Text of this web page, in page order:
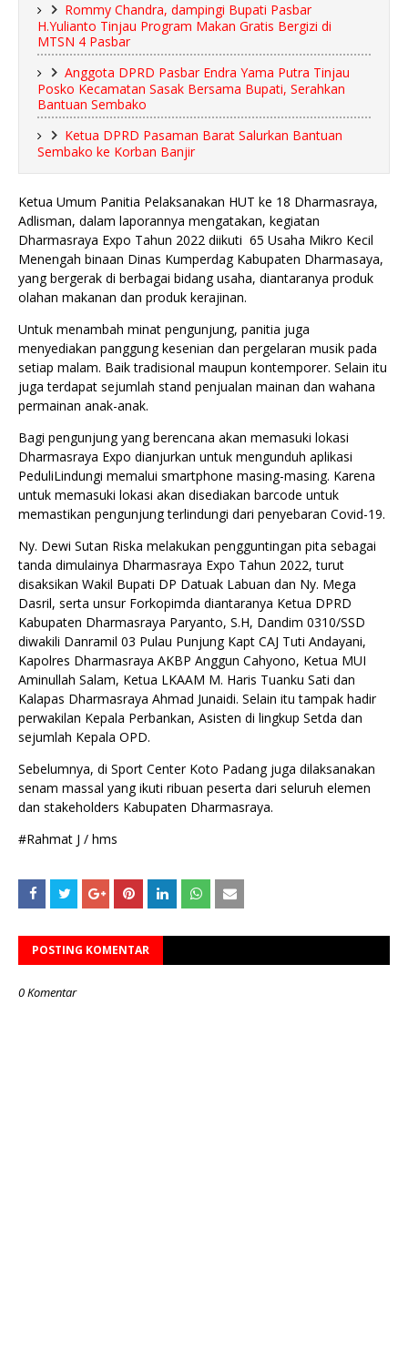
Rommy Chandra, dampingi Bupati Pasbar
H.Yulianto Tinjau Program Makan Gratis Bergizi di
MTSN 4 Pasbar
Anggota DPRD Pasbar Endra Yama Putra Tinjau
Posko Kecamatan Sasak Bersama Bupati, Serahkan
Bantuan Sembako
Ketua DPRD Pasaman Barat Salurkan Bantuan
Sembako ke Korban Banjir
Ketua Umum Panitia Pelaksanakan HUT ke 18 Dharmasraya,
Adlisman, dalam laporannya mengatakan, kegiatan
Dharmasraya Expo Tahun 2022 diikuti 65 Usaha Mikro Kecil
Menengah binaan Dinas Kumperdag Kabupaten Dharmasaya,
yang bergerak di berbagai bidang usaha, diantaranya produk
olahan makanan dan produk kerajinan.
Untuk menambah minat pengunjung, panitia juga
menyediakan panggung kesenian dan pergelaran musik pada
setiap malam. Baik tradisional maupun kontemporer. Selain itu
juga terdapat sejumlah stand penjualan mainan dan wahana
permainan anak-anak.
Bagi pengunjung yang berencana akan memasuki lokasi
Dharmasraya Expo dianjurkan untuk mengunduh aplikasi
PeduliLindungi memalui smartphone masing-masing. Karena
untuk memasuki lokasi akan disediakan barcode untuk
memastikan pengunjung terlindungi dari penyebaran Covid-19.
Ny. Dewi Sutan Riska melakukan pengguntingan pita sebagai
tanda dimulainya Dharmasraya Expo Tahun 2022, turut
disaksikan Wakil Bupati DP Datuak Labuan dan Ny. Mega
Dasril, serta unsur Forkopimda diantaranya Ketua DPRD
Kabupaten Dharmasraya Paryanto, S.H, Dandim 0310/SSD
diwakili Danramil 03 Pulau Punjung Kapt CAJ Tuti Andayani,
Kapolres Dharmasraya AKBP Anggun Cahyono, Ketua MUI
Aminullah Salam, Ketua LKAAM M. Haris Tuanku Sati dan
Kalapas Dharmasraya Ahmad Junaidi. Selain itu tampak hadir
perwakilan Kepala Perbankan, Asisten di lingkup Setda dan
sejumlah Kepala OPD.
Sebelumnya, di Sport Center Koto Padang juga dilaksanakan
senam massal yang ikuti ribuan peserta dari seluruh elemen
dan stakeholders Kabupaten Dharmasraya.
#Rahmat J / hms
POSTING KOMENTAR
0 Komentar